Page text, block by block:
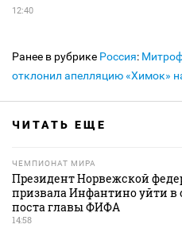
12:40
Ранее в рубрике Россия:
отклонил апелляцию «Химок»
ЧИТАТЬ ЕЩЕ
ЧЕМПИОНАТ МИРА
Президент Норвежской
призвала Инфантино уйти в
поста главы ФИФА
14:58